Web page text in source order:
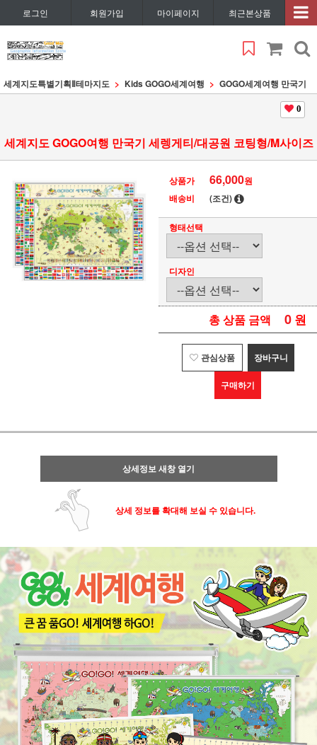
로그인 회원가입 마이페이지 최근본상품
세계지도특별기획Ⅱ테마지도 Kids GOGO세계여행 GOGO세계여행 만국기
0
세계지도 GOGO여행 만국기 세렝게티/대공원 코팅형/M사이즈
상품가 66,000원
배송비
(조건)
형태선택
디자인
총 상품 금액 0 원
관심상품 장바구니
구매하기
상세정보 새창 열기
상세 정보를 확대해 보실 수 있습니다.